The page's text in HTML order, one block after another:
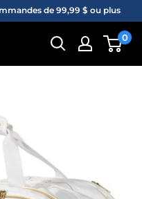
de 99,99 $ ou plus
0